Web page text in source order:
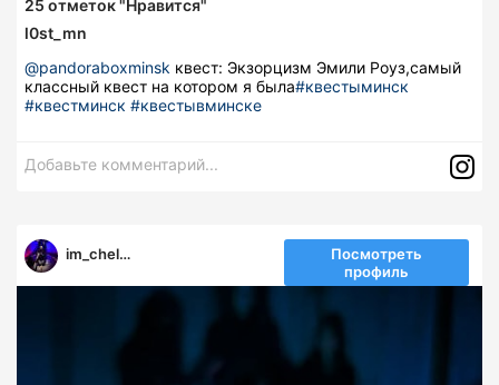
25 отметок "Нравится"
l0st_mn
@pandoraboxminsk квест: Экзорцизм Эмили Роуз,самый
классный квест на котором я была#квестыминск
#квестминск #квестывминске
Добавьте комментарий...
im_chelovek2
Посмотреть
профиль